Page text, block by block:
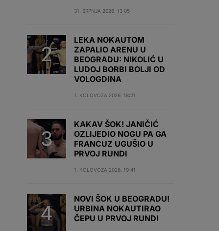
31. SRPNJA 2026. 13:05
LEKA NOKAUTOM
ZAPALIO ARENU U
BEOGRADU: NIKOLIĆ U
LUDOJ BORBI BOLJI OD
VOLOGDINA
1. KOLOVOZA 2026. 18:21
KAKAV ŠOK! JANIČIĆ
OZLIJEDIO NOGU PA GA
FRANCUZ UGUŠIO U
PRVOJ RUNDI
1. KOLOVOZA 2026. 19:41
NOVI ŠOK U BEOGRADU!
URBINA NOKAUTIRAO
ČEPU U PRVOJ RUNDI